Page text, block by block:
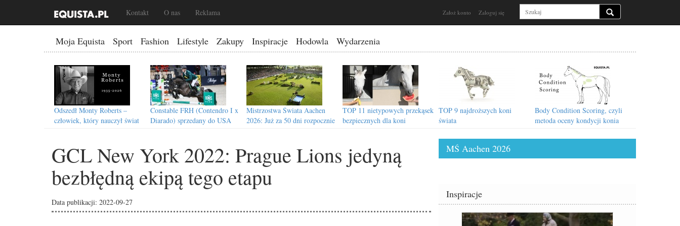
Kontakt O nas Reklama Założ konto Zaloguj się
Moja Equista Sport Fashion Lifestyle Zakupy Inspiracje Hodowla Wydarzenia
Odszedł Monty Roberts –
człowiek, który nauczył świat
Constable FRH (Contendro I x
Diarado) sprzedany do USA
Mistrzostwa Świata Aachen
2026: Już za 50 dni rozpocznie
TOP 11 nietypowych przekąsek
bezpiecznych dla koni
TOP 9 najdroższych koni
świata
Body Condition Scoring, czyli
metoda oceny kondycji konia
GCL New York 2022: Prague Lions jedyną
bezbłędną ekipą tego etapu
Data publikacji: 2022-09-27
MŚ Aachen 2026
Inspiracje